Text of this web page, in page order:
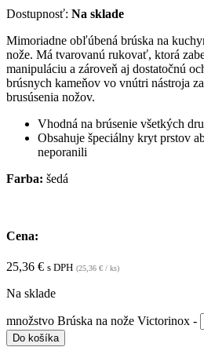
Dostupnosť: Na sklade
Mimoriadne obľúbená brúska na
nože. Má tvarovanú rukovať, ktorá
manipuláciu a zároveň aj dostatočnú
brúsnych kameňov vo vnútri nástroja
brusúsenia nožov.
Vhodná na brúsenie všetkých
Obsahuje špeciálny kryt prstov
neporanili
Farba: šedá
Cena:
25,36 € s DPH (25,36 € / ks)
Na sklade
množstvo Brúska na nože Victorinox -
Do košíka